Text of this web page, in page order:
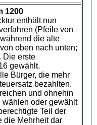
1200
enthält nun
(Pfeile von
die alte
oben nach unten;
Die erste
gewählt.
Bürger, die mehr
bezahlten.
und ohnehin
oder gewählt
Teil der
die Mehrheit dar